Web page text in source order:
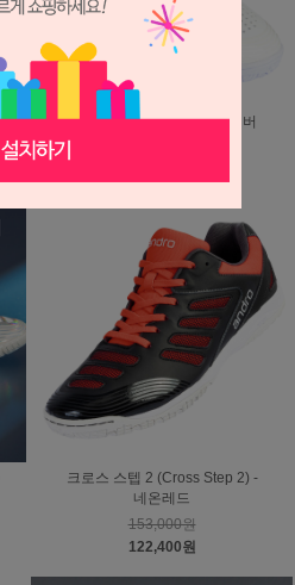
크로스스텝 프로 - 화이트/실버
크로스 스텝 2 (Cross Step 2) -
네온레드
153,000원
122,400원